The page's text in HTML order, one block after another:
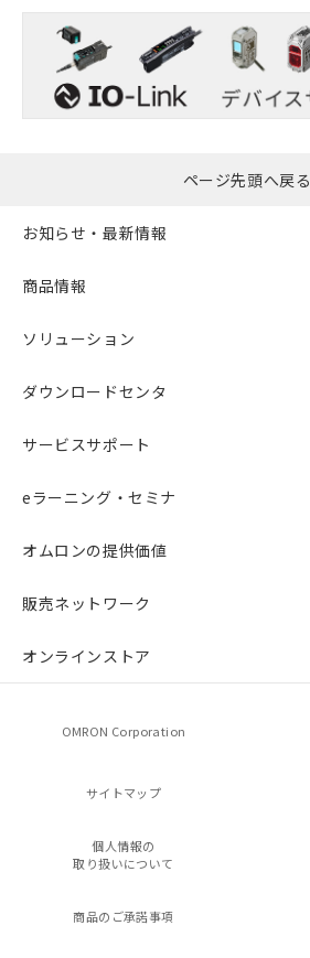
ページ先頭へ戻る
お知らせ・最新情報
商品情報
ソリューション
ダウンロードセンタ
サービスサポート
eラーニング・セミナ
オムロンの提供価値
販売ネットワーク
オンラインストア
OMRON Corporation
サイトマップ
個人情報の
取り扱いについて
商品のご承諾事項